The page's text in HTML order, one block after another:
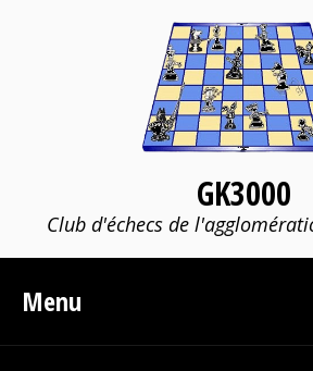
GK3000
Club d'échecs de
Menu